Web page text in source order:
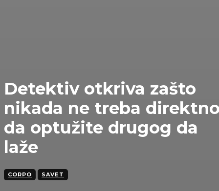
Detektiv otkriva zašto
nikada ne treba
da optužite drugog da
laže
CORPO SAVET